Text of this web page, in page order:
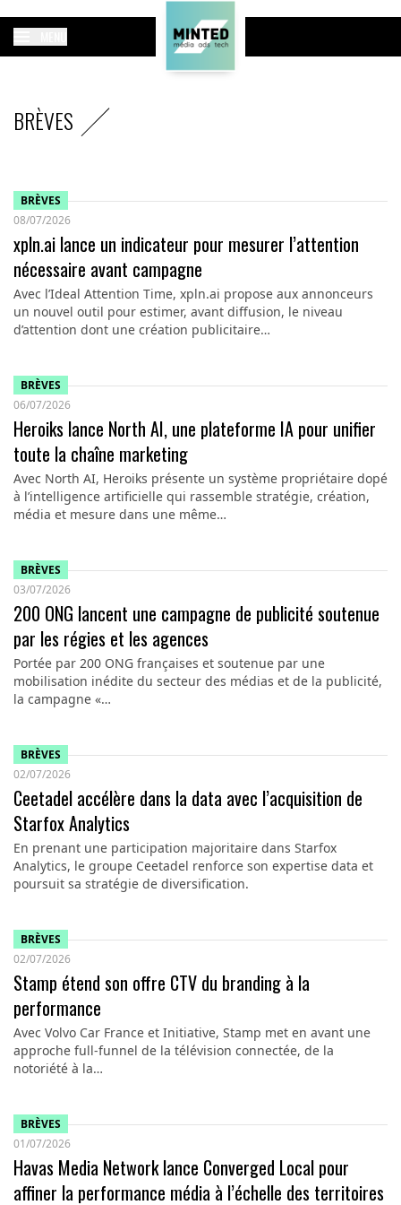
BRÈVES
BRÈVES
08/07/2026
xpln.ai lance un indicateur pour mesurer l’attention
nécessaire avant campagne
Avec l’Ideal Attention Time, xpln.ai propose aux annonceurs
un nouvel outil pour estimer, avant diffusion, le niveau
d’attention dont une création publicitaire…
BRÈVES
06/07/2026
Heroiks lance North AI, une plateforme IA pour unifier
toute la chaîne marketing
Avec North AI, Heroiks présente un système propriétaire dopé
à l’intelligence artificielle qui rassemble stratégie, création,
média et mesure dans une même…
BRÈVES
03/07/2026
200 ONG lancent une campagne de publicité soutenue
par les régies et les agences
Portée par 200 ONG françaises et soutenue par une
mobilisation inédite du secteur des médias et de la publicité,
la campagne «…
BRÈVES
02/07/2026
Ceetadel accélère dans la data avec l’acquisition de
Starfox Analytics
En prenant une participation majoritaire dans Starfox
Analytics, le groupe Ceetadel renforce son expertise data et
poursuit sa stratégie de diversification.
BRÈVES
02/07/2026
Stamp étend son offre CTV du branding à la
performance
Avec Volvo Car France et Initiative, Stamp met en avant une
approche full-funnel de la télévision connectée, de la
notoriété à la…
BRÈVES
01/07/2026
Havas Media Network lance Converged Local pour
affiner la performance média à l’échelle des territoires